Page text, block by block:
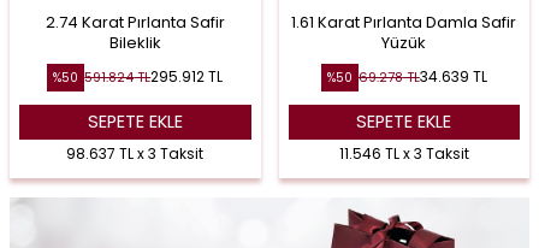
2.74 Karat Pırlanta Safir
Bileklik
%50 591.824TL295.912TL
SEPETE EKLE
98.637 TL x 3 Taksit
1.61 Karat Pırlanta Damla Safir
Yüzük
%50 69.278TL34.639 TL
SEPETE EKLE
11.546 TL x 3 Taksit